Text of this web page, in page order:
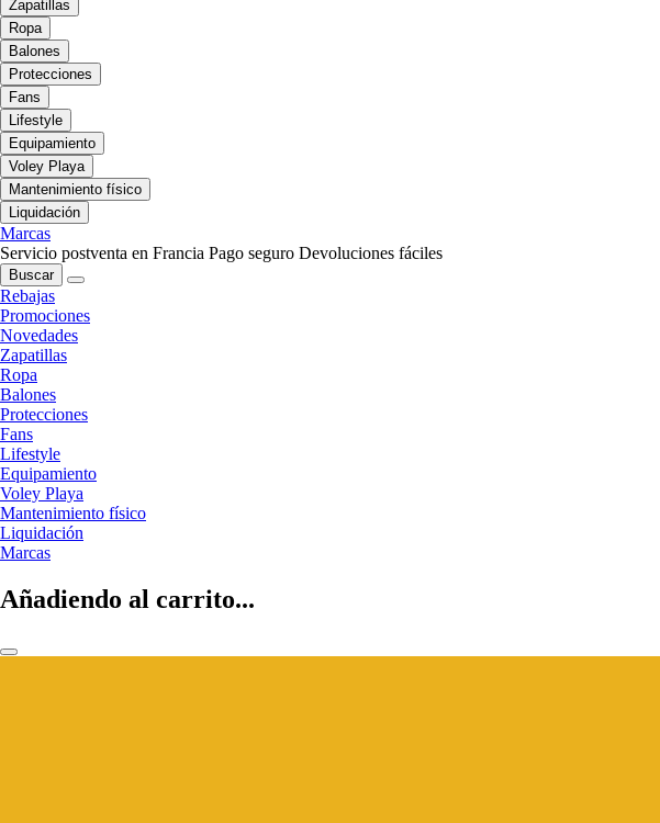
Zapatillas
Ropa
Balones
Protecciones
Fans
Lifestyle
Equipamiento
Voley Playa
Mantenimiento físico
Liquidación
Marcas
Servicio postventa en Francia Pago seguro Devoluciones fáciles
Buscar
Rebajas
Promociones
Novedades
Zapatillas
Ropa
Balones
Protecciones
Fans
Lifestyle
Equipamiento
Voley Playa
Mantenimiento físico
Liquidación
Marcas
Añadiendo al carrito...